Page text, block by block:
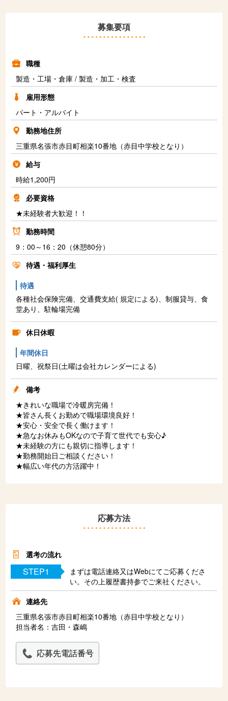
募集要項
職種
製造・工場・倉庫 / 製造・加工・検査
雇用形態
パート・アルバイト
勤務地住所
三重県名張市赤目町相楽10番地（赤目中学校となり）
給与
時給1,200円
必要資格
★未経験者大歓迎！！
勤務時間
9：00～16：20（休憩80分）
待遇・福利厚生
待遇
各種社会保険完備、交通費支給( 規定による)、制服貸与、食
堂あり、駐輪場完備
休日休暇
年間休日
日曜、祝祭日(土曜は会社カレンダーによる)
備考
★きれいな職場で冷暖房完備！
★皆さん長くお勤めで職場環境良好！
★安心・安全で長く働けます！
★急なお休みもOKなので子育て世代でも安心♪
★未経験の方にも親切に指導します！
★勤務開始日ご相談ください！
★幅広い年代の方活躍中！
応募方法
選考の流れ
STEP1
まずは電話連絡又はWebにてご応募くださ
い。その上履歴書持参でご来社ください。
連絡先
三重県名張市赤目町相楽10番地（赤目中学校となり）
担当者名：吉田・森嶋
応募先電話番号